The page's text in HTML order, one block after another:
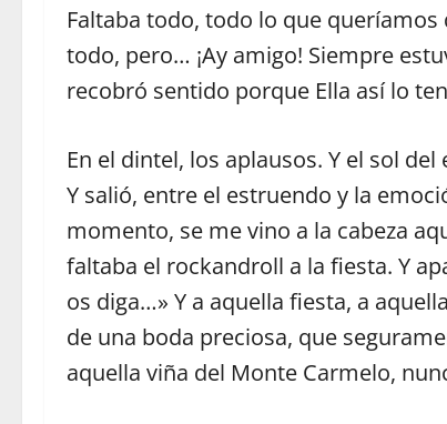
Faltaba todo, todo lo que
todo, pero… ¡Ay amigo! Siempre
recobró sentido porque Ella así lo
En el dintel, los aplausos. Y el sol
Y salió, entre el estruendo y la
momento, se me vino a la cabeza
faltaba el rockandroll a la fiesta. Y
os diga…» Y a aquella fiesta, a
de una boda preciosa, que
aquella viña del Monte Carmelo,